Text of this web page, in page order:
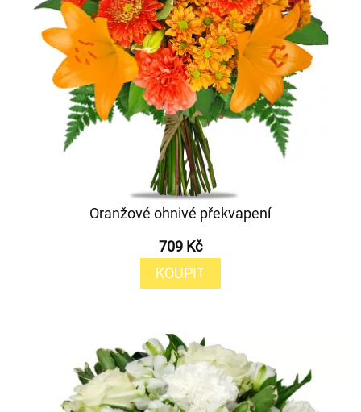
Oranžové ohnivé překvapení
709 Kč
KOUPIT